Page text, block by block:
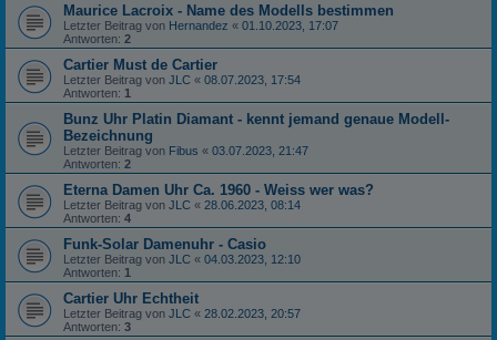
Maurice Lacroix - Name des Modells bestimmen
Letzter Beitrag von Hernandez « 01.10.2023, 17:07
Antworten: 2
Cartier Must de Cartier
Letzter Beitrag von JLC « 08.07.2023, 17:54
Antworten: 1
Bunz Uhr Platin Diamant - kennt jemand genaue Modell-
Bezeichnung
Letzter Beitrag von Fibus « 03.07.2023, 21:47
Antworten: 2
Eterna Damen Uhr Ca. 1960 - Weiss wer was?
Letzter Beitrag von JLC « 28.06.2023, 08:14
Antworten: 4
Funk-Solar Damenuhr - Casio
Letzter Beitrag von JLC « 04.03.2023, 12:10
Antworten: 1
Cartier Uhr Echtheit
Letzter Beitrag von JLC « 28.02.2023, 20:57
Antworten: 3